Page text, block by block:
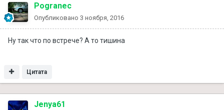
Pogranec
Опубликовано 3 ноября, 2016
Ну так что по встрече? А то тишина
Цитата
Jenya61